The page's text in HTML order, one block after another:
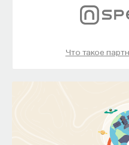
Что такое
Внеси